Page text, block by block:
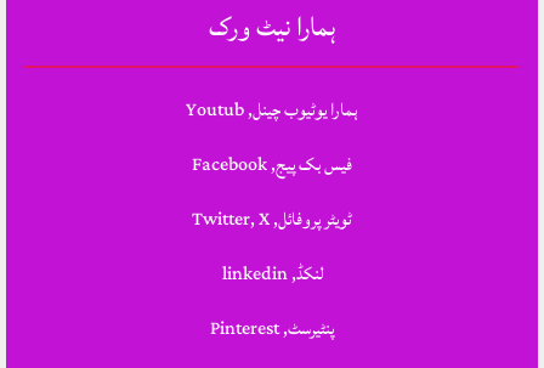
ہمارا نیٹ ورک
ہمارا یوٹیوب چینل, Youtub
فیس بک پیج, Facebook
ٹویٹر پروفائل, Twitter, X
لنکڈ, linkedin
پنٹیرسٹ, Pinterest